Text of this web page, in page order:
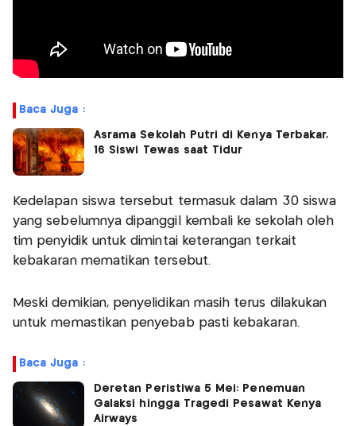
Baca Juga :
Asrama Sekolah Putri di Kenya Terbakar,
16 Siswi Tewas saat Tidur
Kedelapan siswa tersebut termasuk dalam 30 siswa
yang sebelumnya dipanggil kembali ke sekolah oleh
tim penyidik untuk dimintai keterangan terkait
kebakaran mematikan tersebut.
Meski demikian, penyelidikan masih terus dilakukan
untuk memastikan penyebab pasti kebakaran.
Baca Juga :
Deretan Peristiwa 5 Mei: Penemuan
Galaksi hingga Tragedi Pesawat Kenya
Airways